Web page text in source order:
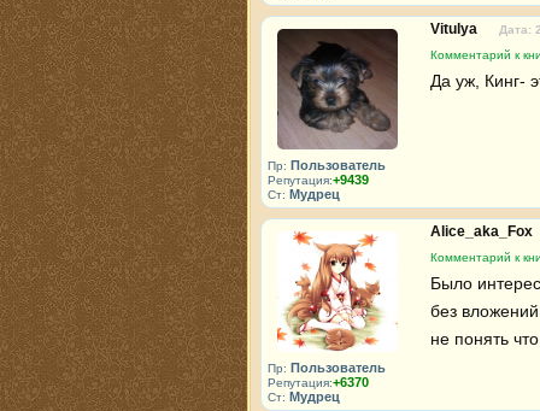
Пр: Пользователь
Репутация:+9439
Ст: Мудрец
Vitulya
Дата:
Комментарий к
Да уж, Кинг-
Пр: Пользователь
Репутация:+6370
Ст: Мудрец
Alice_aka_Fox
Комментарий к
Было
без
не понять